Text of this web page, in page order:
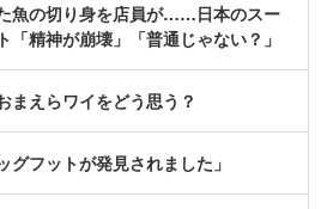
魚の切り身を店員が……日本のスー
「精神が崩壊」「普通じゃない？」
まえらワイをどう思う？
グフットが発見されました」